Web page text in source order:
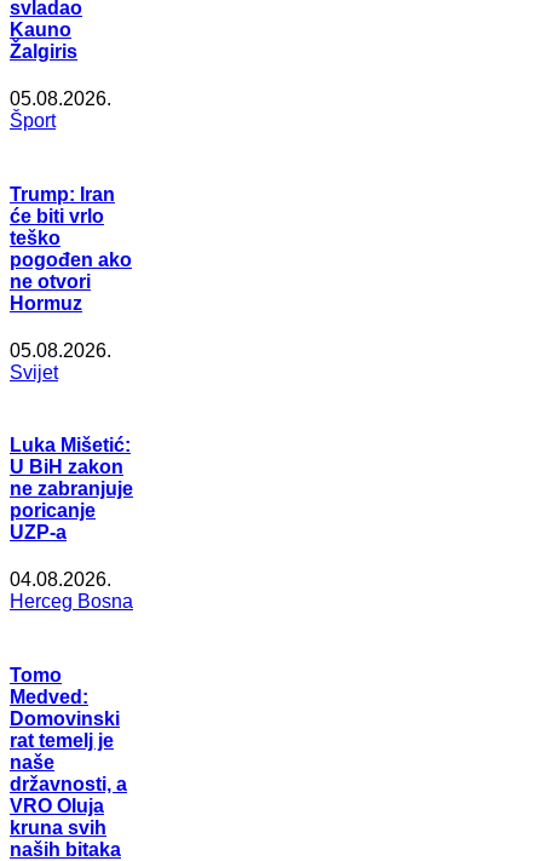
svladao
Kauno
Žalgiris
05.08.2026.
Šport
Trump: Iran
će biti vrlo
teško
pogođen ako
ne otvori
Hormuz
05.08.2026.
Svijet
Luka Mišetić:
U BiH zakon
ne zabranjuje
poricanje
UZP-a
04.08.2026.
Herceg Bosna
Tomo
Medved:
Domovinski
rat temelj je
naše
državnosti, a
VRO Oluja
kruna svih
naših bitaka